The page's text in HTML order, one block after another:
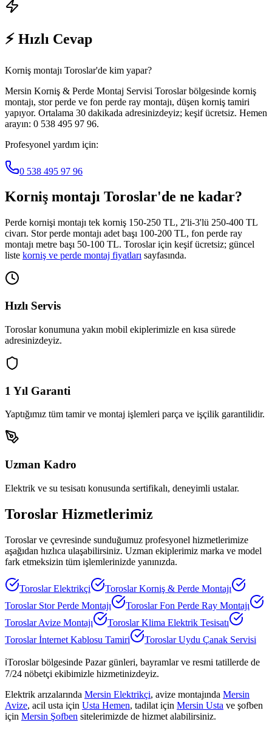
⚡ Hızlı Cevap
Korniş montajı Toroslar'de kim yapar?
Mersin Korniş & Perde Montaj Servisi Toroslar bölgesinde korniş
montajı, stor perde ve fon perde ray montajı, düşen korniş tamiri
yapıyor. Ortalama 30 dakikada adresinizdeyiz; keşif ücretsiz. Hemen
arayın: 0 538 495 97 96.
Profesyonel yardım için:
0 538 495 97 96
Korniş montajı Toroslar'de ne kadar?
Perde kornişi montajı tek korniş 150-250 TL, 2'li-3'lü 250-400 TL
civarı. Stor perde montajı adet başı 100-200 TL, fon perde ray
montajı metre başı 50-100 TL. Toroslariçin keşif ücretsiz; güncel
liste korniş ve perde montaj fiyatları sayfasında.
Hızlı Servis
Toroslarkonumuna yakın mobil ekiplerimizle en kısa sürede
adresinizdeyiz.
1 Yıl Garanti
Yaptığımız tüm tamir ve montaj işlemleri parça ve işçilik garantilidir.
Uzman Kadro
Elektrik ve su tesisatı konusunda sertifikalı, deneyimli ustalar.
Toroslar Hizmetlerimiz
Toroslarve çevresinde sunduğumuz profesyonel hizmetlerimize
aşağıdan hızlıca ulaşabilirsiniz. Uzman ekiplerimiz marka ve model
fark etmeksizin tüm işlemlerinizde yanınızda.
Toroslar Elektrikçi Toroslar Korniş & Perde Montajı
Toroslar Stor Perde Montajı Toroslar Fon Perde Ray Montajı
Toroslar Avize Montajı Toroslar Klima Elektrik Tesisatı
Toroslar İnternet Kablosu Tamiri Toroslar Uydu Çanak Servisi
ℹ️Toroslarbölgesinde Pazar günleri, bayramlar ve resmi tatillerde de
7/24 nöbetçi ekibimizle hizmetinizdeyiz.
Elektrik arızalarında Mersin Elektrikçi, avize montajında Mersin
Avize, acil usta için Usta Hemen, tadilat için Mersin Usta ve şofben
için Mersin Şofben sitelerimizde de hizmet alabilirsiniz.